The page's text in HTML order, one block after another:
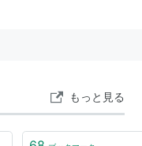
もっと見る